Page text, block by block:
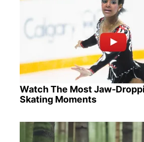
Watch The Most
Skating Moments